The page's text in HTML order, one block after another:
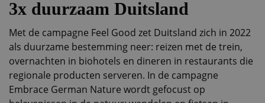
3x duurzaam Duitsland
Met de campagne Feel Good zet Duitsland zich in 2022
als duurzame bestemming neer: reizen met de trein,
overnachten in biohotels en dineren in restaurants die
regionale producten serveren. In de campagne
Embrace German Nature wordt gefocust op